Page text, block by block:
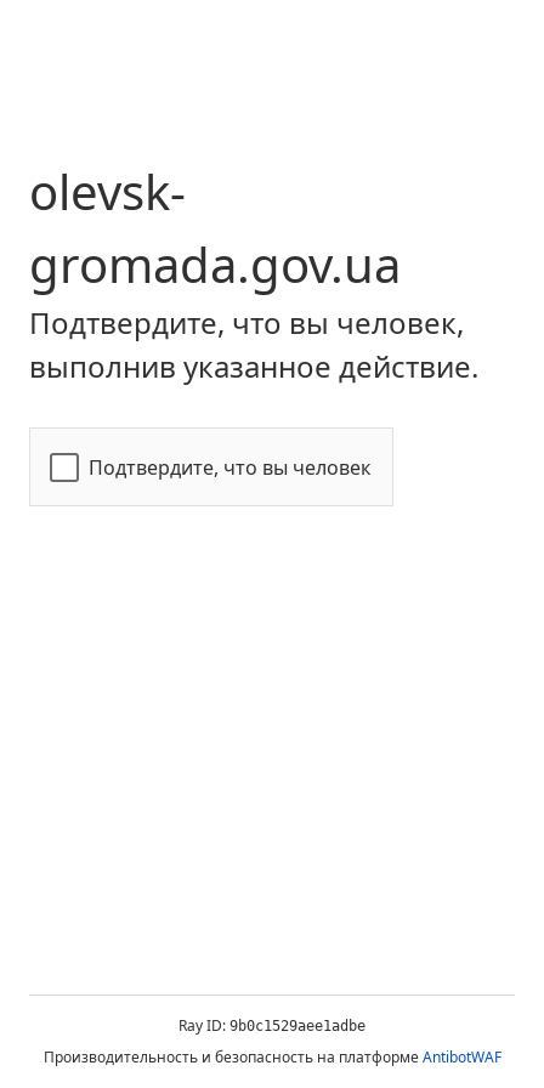
olevsk-
gromada.gov.ua
Подтвердите, что вы человек,
выполнив указанное действие.
Подтвердите, что вы человек
Ray ID: 9b0c1529aee1adbe
Производительность и безопасность на платформеAntibotWAF